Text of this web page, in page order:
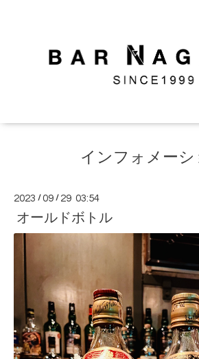
インフォメーシ
2023 /09 / 29 03:54
オールドボトル